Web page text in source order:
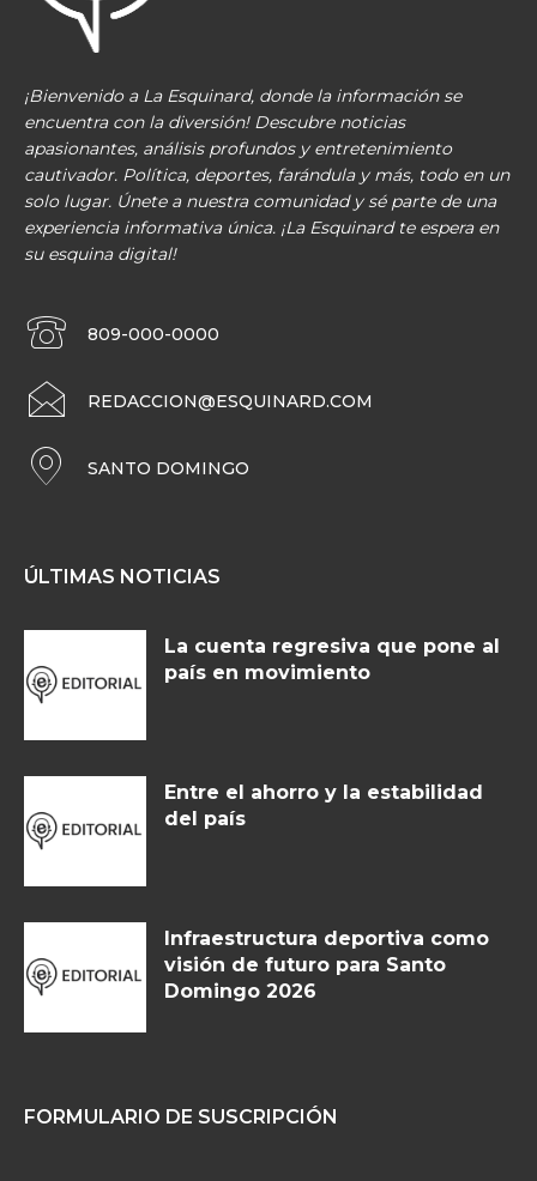
¡Bienvenido a La Esquinard, donde la información se
encuentra con la diversión! Descubre noticias
apasionantes, análisis profundos y entretenimiento
cautivador. Política, deportes, farándula y más, todo en un
solo lugar. Únete a nuestra comunidad y sé parte de una
experiencia informativa única. ¡La Esquinard te espera en
su esquina digital!
809-000-0000
REDACCION@ESQUINARD.COM
SANTO DOMINGO
ÚLTIMAS NOTICIAS
La cuenta regresiva que pone al
país en movimiento
Entre el ahorro y la estabilidad
del país
Infraestructura deportiva como
visión de futuro para Santo
Domingo 2026
FORMULARIO DE SUSCRIPCIÓN